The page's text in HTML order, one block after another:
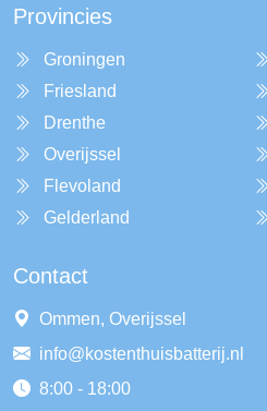
Provincies
Groningen
Friesland
Drenthe
Overijssel
Flevoland
Gelderland
Contact
Ommen, Overijssel
info@kostenthuisbatterij.nl
8:00 - 18:00